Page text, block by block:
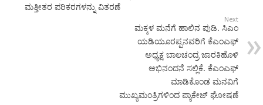
ಮತ್ತೀತರ ಪರಿಕರಗಳನ್ನು ವಿತರಣೆ
Next
ಮಕ್ಕಳ ಮನೆಗೆ ಹಾಲಿನ ಪುಡಿ. ಸಿಎಂ
ಯಡಿಯೂರಪ್ಪನವರಿಗೆ ಕೆಎಂಎಫ್
ಅಧ್ಯಕ್ಷ ಬಾಲಚಂದ್ರ ಜಾರಕಿಹೊಳಿ
ಅಭಿನಂದನೆ ಸಲ್ಲಿಕೆ. ಕೆಎಂಎಫ್
ಮಾಡಿಕೊಂಡ ಮನವಿಗೆ
ಮುಖ್ಯಮಂತ್ರಿಗಳಿಂದ ಪ್ಯಾಕೇಜ್ ಘೋಷಣೆ